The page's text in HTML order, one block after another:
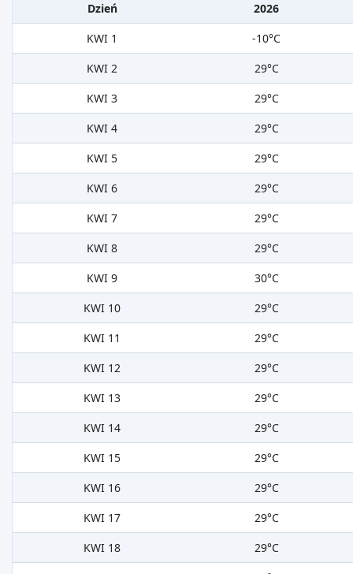
Dzień
2026
KWI 1
-10°C
KWI 2
29°C
KWI 3
29°C
KWI 4
29°C
KWI 5
29°C
KWI 6
29°C
KWI 7
29°C
KWI 8
29°C
KWI 9
30°C
KWI 10
29°C
KWI 11
29°C
KWI 12
29°C
KWI 13
29°C
KWI 14
29°C
KWI 15
29°C
KWI 16
29°C
KWI 17
29°C
KWI 18
29°C